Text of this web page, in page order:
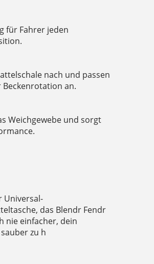
für Fahrer jeden
nach und passen
Beckenrotation an.
Weichgewebe und sorgt
Universal-
das Blendr Fendr
nie einfacher, dein
zu h